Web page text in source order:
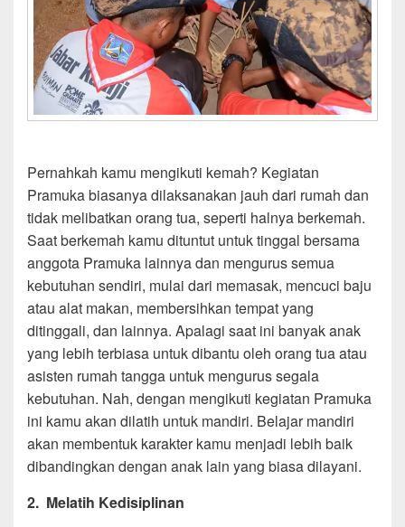
Pernahkah kamu mengikuti kemah? Kegiatan
Pramuka biasanya dilaksanakan jauh dari rumah dan
tidak melibatkan orang tua, seperti halnya berkemah.
Saat berkemah kamu dituntut untuk tinggal bersama
anggota Pramuka lainnya dan mengurus semua
kebutuhan sendiri, mulai dari memasak, mencuci baju
atau alat makan, membersihkan tempat yang
ditinggali, dan lainnya. Apalagi saat ini banyak anak
yang lebih terbiasa untuk dibantu oleh orang tua atau
asisten rumah tangga untuk mengurus segala
kebutuhan. Nah, dengan mengikuti kegiatan Pramuka
ini kamu akan dilatih untuk mandiri. Belajar mandiri
akan membentuk karakter kamu menjadi lebih baik
dibandingkan dengan anak lain yang biasa dilayani.
2. Melatih Kedisiplinan